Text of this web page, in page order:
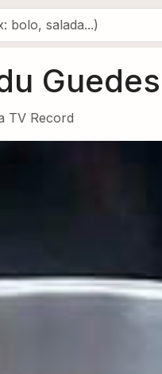
Guedes
TV Record